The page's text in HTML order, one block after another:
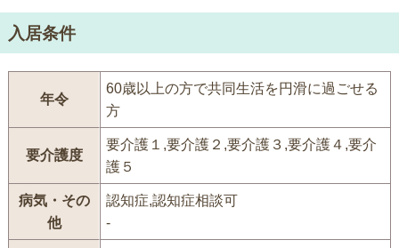
入居条件
年令
60歳以上の方で共同生活を円滑に過ごせる
方
要介護度
要介護１,要介護２,要介護３,要介護４,要介
護５
病気・その
他
認知症,認知症相談可
-